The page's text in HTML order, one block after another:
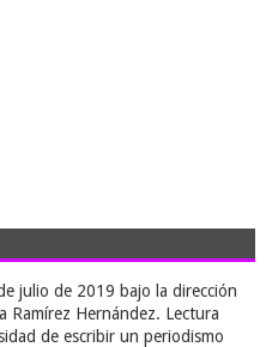
julio de 2019 bajo la dirección
Ramírez Hernández. Lectura
de escribir un periodismo